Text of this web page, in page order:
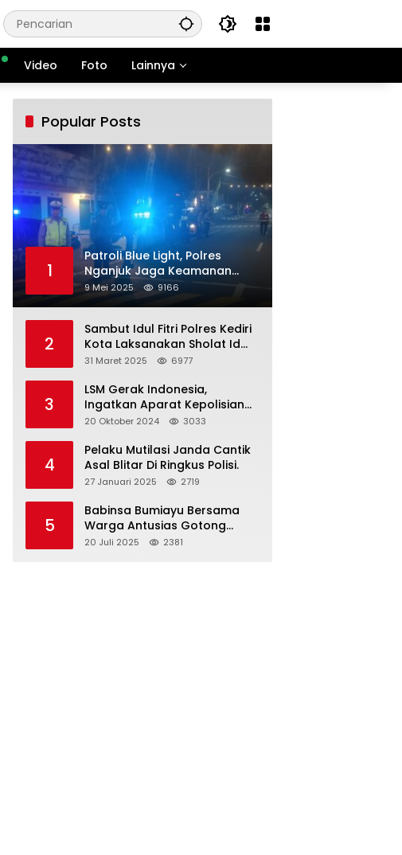
Video Foto Lainnya
Popular Posts
1
Patroli Blue Light, Polres
Nganjuk Jaga Keamanan
Jelang Long Weekend
9 Mei 2025 9166
2
Sambut Idul Fitri Polres Kediri
Kota Laksanakan Sholat Id
dan Gelar Halalbihalal
31 Maret 2025 6977
3
LSM Gerak Indonesia,
Ingatkan Aparat Kepolisian
Polres Blitar Kota “Tri Brata
20 Oktober 2024 3033
4
Pelaku Mutilasi Janda Cantik
Asal Blitar Di Ringkus Polisi.
27 Januari 2025 2719
5
Babinsa Bumiayu Bersama
Warga Antusias Gotong
Royong Bersihkan Jalan
20 Juli 2025 2381